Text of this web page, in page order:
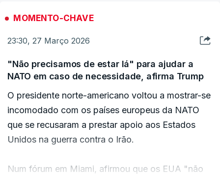
Fontes oficiais norte-americanas e árabes
norte-americanos ficaram feridos, dois deles em
das maior dos Estados Unidos na região do
Médio Oriente.
Desde o início do conflito com o Irão, a 28 de
e mais de 300 ficaram feridos.
MOMENTO-CHAVE
23:30, 27 Março 2026
"Não precisamos de estar lá" para ajudar a
NATO em caso de necessidade, afirma Trump
O presidente norte-americano voltou a mostrar-se
incomodado com os países europeus da NATO
que se recusaram a prestar apoio aos Estados
Unidos na guerra contra o Irão.
Num fórum em Miami, afirmou que os EUA "não